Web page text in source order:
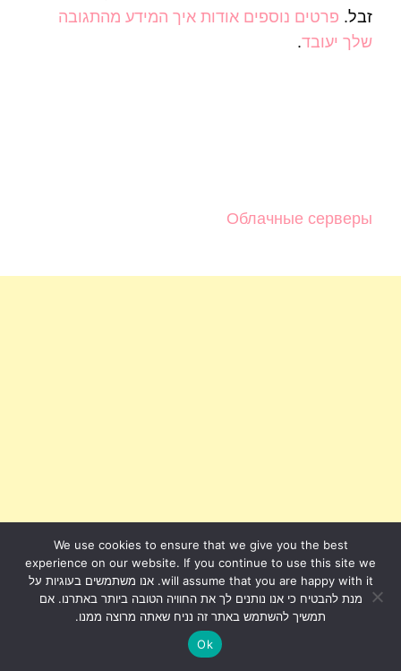
זבל. פרטים נוספים אודות איך המידע מהתגובה
שלך יעובד.
Облачные серверы
We use cookies to ensure that we give you the best
experience on our website. If you continue to use this site we
will assume that you are happy with it. אנו משתמשים בעוגיות על
מנת להבטיח כי אנו נותנים לך את החוויה הטובה ביותר באתרנו. אם
תמשיך להשתמש באתר זה נניח שאתה מרוצה ממנו.
Ok